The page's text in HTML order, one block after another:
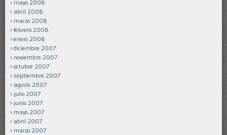
mayo 2008
abril 2008
marzo 2008
febrero 2008
enero 2008
diciembre 2007
noviembre 2007
octubre 2007
septiembre 2007
agosto 2007
julio 2007
junio 2007
mayo 2007
abril 2007
marzo 2007